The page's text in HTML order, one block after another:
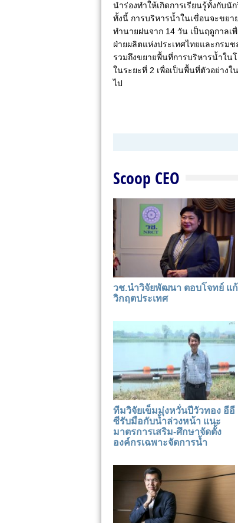
นำร่องทำให้เกิดการเรียนรู้ทั้งกับ
ทั้งนี้ การบริหารน้ำในเขื่อนจะขย
ทำนายฝนจาก 14 วัน เป็นฤดูกาล
ฝ่ายผลิตแห่งประเทศไทยและกรม
รวมถึงขยายพื้นที่การบริหารน้ำใน
ในระยะที่ 2 เพื่อเป็นพื้นที่ตัวอย่าง
ไป
Scoop CEO
วช.นำวิจัยพัฒนา ตอบโจทย์ แก้
วิกฤตประเทศ
ทีมวิจัยเข็มมุ่งหวั่นปีวัวทอง อีอี
ซีรับมือกับน้ำล่วงหน้า แนะ
มาตรการเสริม-ศึกษาจัดตั้ง
องค์กรเฉพาะจัดการน้ำ